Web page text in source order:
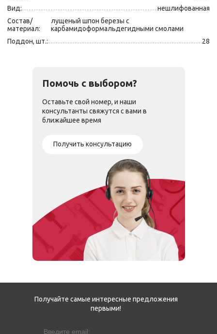
Вид:
нешлифованная
Состав/
материал:
лущеный шпон березы с
карбамидоформальдегидными смолами
Поддон, шт.:
28
Помочь с выбором?
Оставьте свой номер, и наши
консультанты свяжутся с вами в
ближайшее время
Получить консультацию
Получайте самые интересные предложения
первыми!